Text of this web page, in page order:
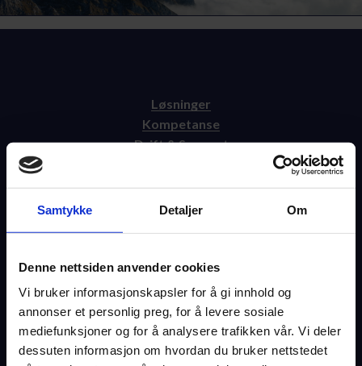
Samtykke Detaljer Om
Denne nettsiden anvender cookies
Vi bruker informasjonskapsler for å gi innhold og
annonser et personlig preg, for å levere sosiale
mediefunksjoner og for å analysere trafikken vår. Vi deler
dessuten informasjon om hvordan du bruker nettstedet
Kontakt
KARRIERE
Løsninger
Kompetanse
Drift & Support
Suksesshistorier
Jobb hos oss
Facebook
LinkedIn